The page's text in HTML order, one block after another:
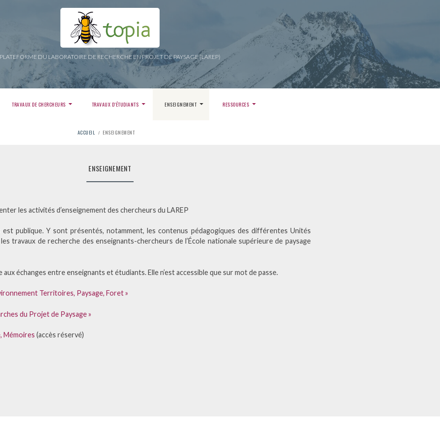
PLATEFORME DU LABORATOIRE DE RECHERCHE EN PROJET DE PAYSAGE (LAREP)
TRAVAUX DE CHERCHEURS TRAVAUX D’ÉTUDIANTS ENSEIGNEMENT RESSOURCES
ACCUEIL ENSEIGNEMENT
ENSEIGNEMENT
les activités d’enseignement des chercheurs du LAREP
publique. Y sont présentés, notamment, les contenus pédagogiques des différentes Unités
les travaux de recherche des enseignants-chercheurs de l’École nationale supérieure de paysage
échanges entre enseignants et étudiants. Elle n’est accessible que sur mot de passe.
Territoires, Paysage, Foret »
du Projet de Paysage »
Mémoires (accès réservé)